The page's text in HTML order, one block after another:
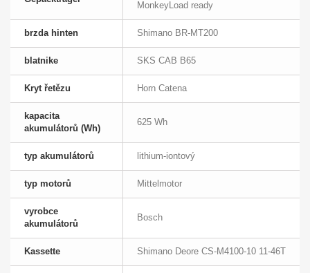
MonkeyLoad ready
brzda hinten Shimano BR-MT200
blatnike SKS CAB B65
Kryt řetězu Horn Catena
kapacita
akumulátorů (Wh)
625 Wh
typ akumulátorů lithium-iontový
typ motorů Mittelmotor
vyrobce
akumulátorů
Bosch
Kassette Shimano Deore CS-M4100-10 11-46T